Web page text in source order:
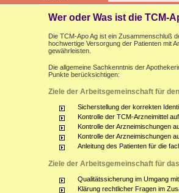
Wer oder Was ist die TCM-
Die TCM-Apo Ag ist ein Zusammenschluß
hochwertige Versorgung der Patienten mit
gewährleisten.
Die allgemeine Sachkenntnis der
Punkte berücksichtigen:
Ziele der Arbeitsgemeinschaft für
Sicherstellung der korrekten
Kontrolle der TCM-Arzneimittel
Kontrolle der Arzneimischungen
Kontrolle der Arzneimischungen
Anleitung des Patienten für die
Ziele der Arbeitsgemeinschaft für
Qualitätssicherung im Umgang
Klärung rechtlicher Fragen im